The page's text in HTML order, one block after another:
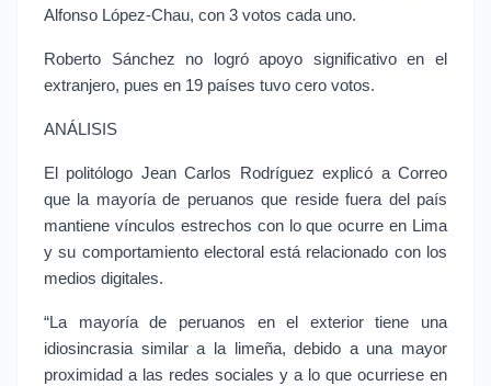
Alfonso López-Chau, con 3 votos cada uno.
Roberto Sánchez no logró apoyo significativo en el
extranjero, pues en 19 países tuvo cero votos.
ANÁLISIS
El politólogo Jean Carlos Rodríguez explicó a Correo
que la mayoría de peruanos que reside fuera del país
mantiene vínculos estrechos con lo que ocurre en Lima
y su comportamiento electoral está relacionado con los
medios digitales.
“La mayoría de peruanos en el exterior tiene una
idiosincrasia similar a la limeña, debido a una mayor
proximidad a las redes sociales y a lo que ocurriese en